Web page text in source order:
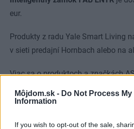
Môjdom.sk - Do Not Process My
Information
If you wish to opt-out of the sale,
eur.
Produkty z radu Yale Smart Living
v sieti predajní Hornbach alebo na
Viac sa o produktoch a značkách